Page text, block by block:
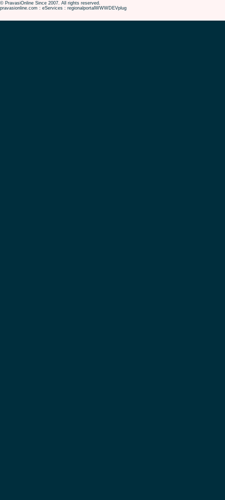
© PravasiOnline Since 2007. All rights reserved.
pravasionline.com : eServices : regionalportalWWWDEVplug